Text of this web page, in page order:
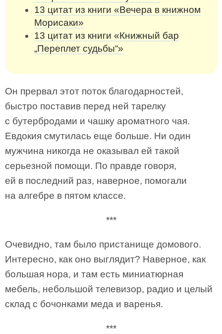
13 цитат из книги «Вечера в книжном
Морисаки»
13 цитат из книги «Книжный бар
„Переплет судьбы“»
Он прервал этот поток благодарностей,
быстро поставив перед ней тарелку
с бутербродами и чашку ароматного чая.
Евдокия смутилась еще больше. Ни один
мужчина никогда не оказывал ей такой
серьезной помощи. По правде говоря,
ей в последний раз, наверное, помогали
на алгебре в пятом классе.
***
Очевидно, там было пристанище домового.
Интересно, как оно выглядит? Наверное, как
большая нора, и там есть миниатюрная
мебель, небольшой телевизор, радио и целый
склад с бочонками меда и варенья.
***